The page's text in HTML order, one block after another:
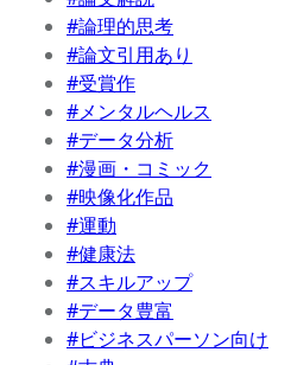
#論理的思考
#論文引用あり
#受賞作
#メンタルヘルス
#データ分析
#漫画・コミック
#映像化作品
#運動
#健康法
#スキルアップ
#データ豊富
#ビジネスパーソン向け